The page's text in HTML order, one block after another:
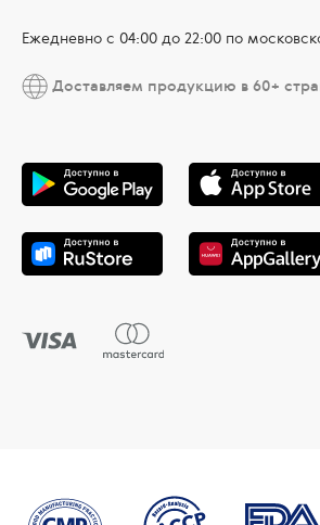
Ежедневно c 04:00 до 22:00 по
Доставляем продукцию в 60+